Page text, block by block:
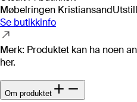
Møbelringen Kristiansand
Se butikkinfo
Merk: Produktet kan ha noen
her.
Om produktet